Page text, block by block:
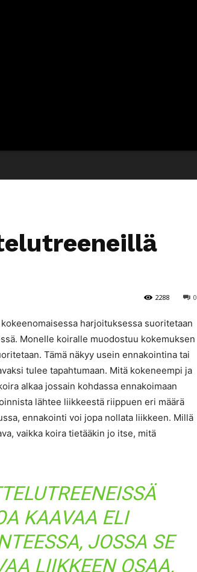
0
2288
harjoituksessa suoritetaan
Monelle koiralle muodostuu kokemuksen
Tämä näkyy usein ennakointina tai
tulee tapahtumaan. Mitä kokeneempi ja
alkaa jossain kohdassa ennakoimaan
lähtee liikkeestä riippuen eri määrä
ennakointi voi jopa nollata liikkeen. Millä
vaikka koira tietääkin jo itse, mitä
KAAVAA ELI
JOSSA SE
LIIKKEEN OSAA.